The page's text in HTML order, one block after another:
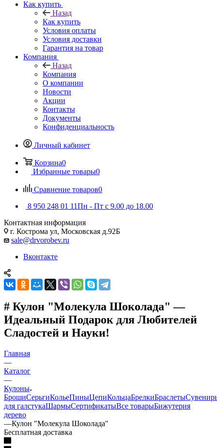
Как купить
Назад
Как купить
Условия оплаты
Условия доставки
Гарантия на товар
Компания
Назад
Компания
О компании
Новости
Акции
Контакты
Документы
Конфиденциальность
Личный кабинет
Корзина0
Избранные товары0
Сравнение товаров0
8 950 248 01 11Пн - Пт с 9.00 до 18.00
Контактная информация
г. Кострома ул, Московская д.92Б
sale@drvorobev.ru
Вконтакте
# Кулон "Молекула Шоколада" —
Идеальный Подарок для Любителей
Сладостей и Науки!
Главная
—
Каталог
—
Кулоны
БрошиСерьгиКольеПиныЦепиКольцаБрелкиБраслеты
для галстукаШармыСертификатыВсе товарыБижутерия
дерево
—Кулон "Молекула Шоколада"
Бесплатная доставка